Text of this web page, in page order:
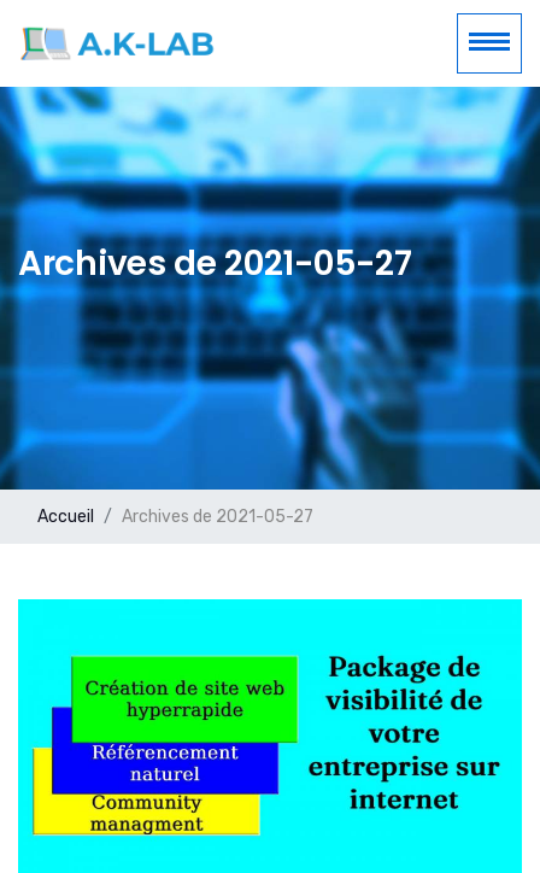
Archives de 2021-05-27
Accueil Archives de 2021-05-27